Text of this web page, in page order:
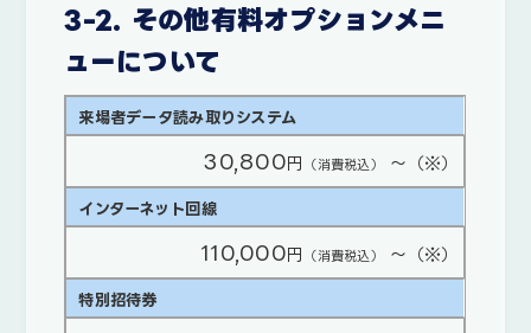
3-2. その他有料オプションメニ
ューについて
来場者データ読み取りシステム
30,800 円 （消費税込） ～（※）
インターネット回線
110,000 円 （消費税込） ～（※）
特別招待券